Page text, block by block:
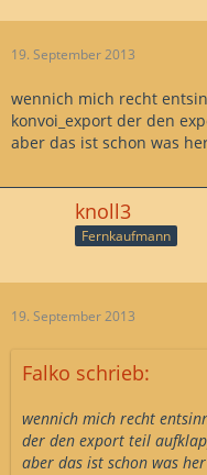
19. September 2013
wennich mich recht
konvoi_export der den
aber das ist schon was
knoll3
Fernkaufmann
19. September 2013
Falko schrieb:
wennich mich recht
der den export teil
aber das ist schon was her